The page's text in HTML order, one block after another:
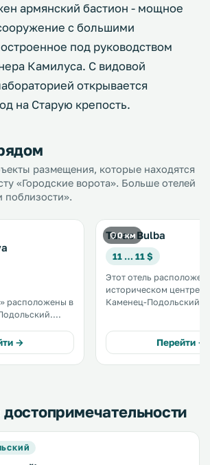
армянский бастион - мощное
с большими
под руководством
Камилуса. С видовой
открывается
на Старую крепость.
размещения, которые находятся
«Городские ворота». Больше отелей
поблизости».
расположены в
частной
В этих
кухня.
→
0 км
Taras Bulba
11 … 11 $
Этот отель расположен
историческом центре
Каменец-Подольский,
летняя терраса и
Номера оснащены
кондиционером. .
Перейти →